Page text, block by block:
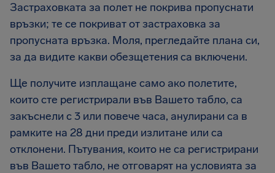
Застраховката за полет не покрива пропуснати
връзки; те се покриват от застраховка за
пропусната връзка. Моля, прегледайте плана си,
за да видите какви обезщетения са включени.
Ще получите изплащане само ако полетите,
които сте регистрирали във Вашето табло, са
закъснели с 3 или повече часа, анулирани са в
рамките на 28 дни преди излитане или са
отклонени. Пътувания, които не са регистрирани
във Вашето табло, не отговарят на условията за